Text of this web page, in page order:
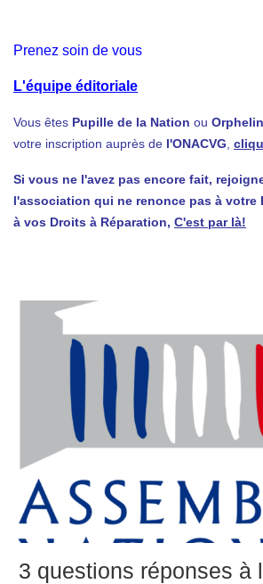
Prenez soin de vous
L'équipe éditoriale
Vous êtes Pupille de la Nation ou
votre inscription auprès de l'ONACVG
Si vous ne l'avez pas encore fait,
l'association qui ne renonce pas à votre
à vos Droits à Réparation, C'est par là!
3 questions réponses à